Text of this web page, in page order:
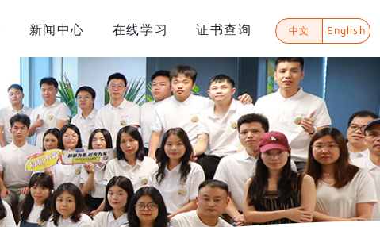
新闻中心 在线学习 证书查询 中文 English